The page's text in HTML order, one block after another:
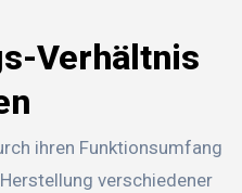
Verhältnis
ihren Funktionsumfang
verschiedener